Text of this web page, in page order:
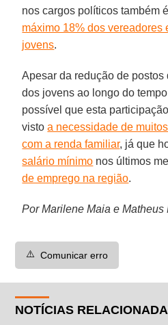
nos cargos políticos também
máximo 18% dos vereadores
jovens.
Apesar da redução de postos
dos jovens ao longo do
possível que esta
vistoa necessidade de
com a renda familiar, já que
salário mínimo nos últimos
de emprego na região.
Por Marilene Maia e Matheus
⚠️ Comunicar erro
NOTÍCIAS